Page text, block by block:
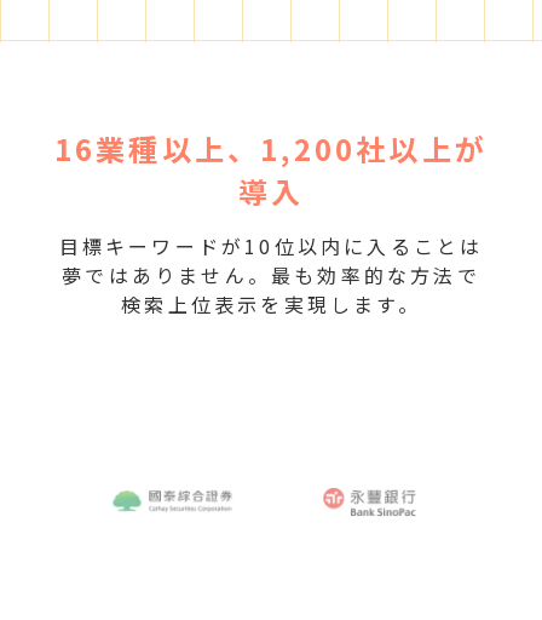
16業種以上、1,200社以上が
導入
目標キーワードが10位以内に入ることは
夢ではありません。最も効率的な方法で
検索上位表示を実現します。